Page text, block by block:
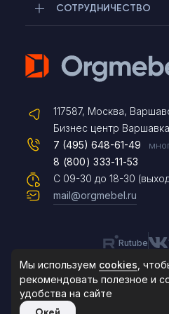
СОТРУДНИЧЕСТВО
117587, Москва,
Бизнес центр
С 09-30 до 18-30
7 (495) 648-61-49
8 (800) 333-11-53
mail@orgmebel.ru
Rutube
Telegram
Max
Чат на сайте
8 (495) 183-
По будням с
Мы используем cookies ,
рекомендовать полезное и
удобства на сайте